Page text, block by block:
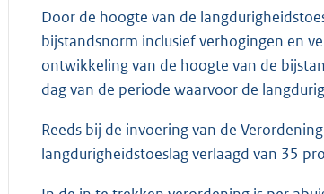
Door de hoogte van de
bijstandsnorm inclusief verhogingen en
ontwikkeling van de hoogte van de
dag van de periode waarvoor de
Reeds bij de invoering van de
langdurigheidstoeslag verlaagd van 35